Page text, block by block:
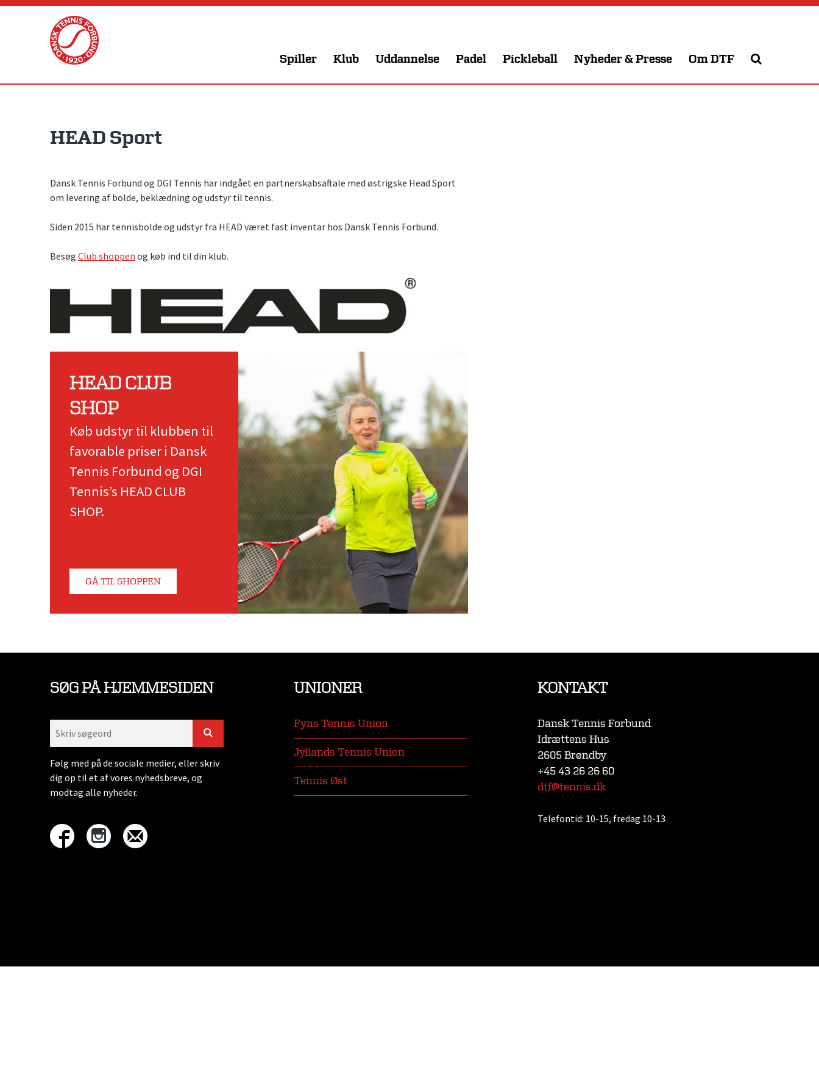
Skip
Spiller Klub Uddannelse Padel Pickleball Nyheder & Presse Om DTF
HEAD Sport
Dansk Tennis Forbund og DGI Tennis har indgået en partnerskabsaftale med østrigske Head Sport
om levering af bolde, beklædning og udstyr til tennis.
Siden 2015 har tennisbolde og udstyr fra HEAD været fast inventar hos Dansk Tennis Forbund.
Besøg Club shoppen og køb ind til din klub.
HEAD CLUB
SHOP
Køb udstyr til klubben til
favorable priser i Dansk
Tennis Forbund og DGI
Tennis’s HEAD CLUB
SHOP.
GÅ TIL SHOPPEN
SØG PÅ HJEMMESIDEN
Følg med på de sociale medier, eller skriv
dig op til et af vores nyhedsbreve, og
modtag alle nyheder.
UNIONER
Fyns Tennis Union
Jyllands Tennis Union
Tennis Øst
KONTAKT
Dansk Tennis Forbund
Idrættens Hus
2605 Brøndby
+45 43 26 26 60
dtf@tennis.dk
Telefontid: 10-15, fredag 10-13